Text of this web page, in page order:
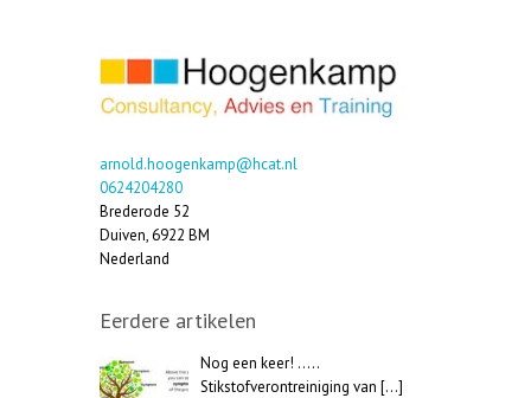
arnold.hoogenkamp@hcat.nl
0624204280
Brederode 52
Duiven,6922 BM
Nederland
Eerdere artikelen
Nog een keer! …..
Stikstofverontreiniging van […]